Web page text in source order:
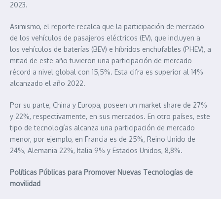
2023.
Asimismo, el reporte recalca que la participación de mercado
de los vehículos de pasajeros eléctricos (EV), que incluyen a
los vehículos de baterías (BEV) e híbridos enchufables (PHEV), a
mitad de este año tuvieron una participación de mercado
récord a nivel global con 15,5%. Esta cifra es superior al 14%
alcanzado el año 2022.
Por su parte, China y Europa, poseen un market share de 27%
y 22%, respectivamente, en sus mercados. En otro países, este
tipo de tecnologías alcanza una participación de mercado
menor, por ejemplo, en Francia es de 25%, Reino Unido de
24%, Alemania 22%, Italia 9% y Estados Unidos, 8,8%.
Políticas Públicas para Promover Nuevas Tecnologías de
movilidad